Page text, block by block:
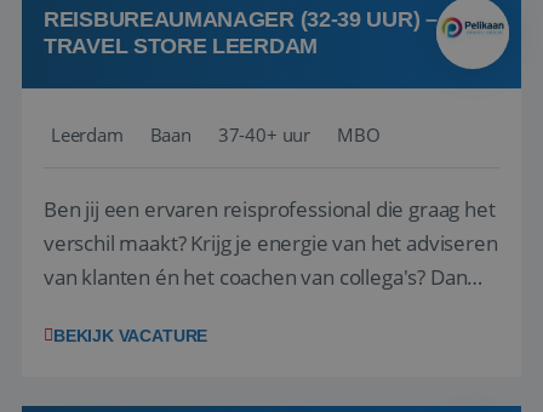
REISBUREAUMANAGER (32-39 UUR) –
TRAVEL STORE LEERDAM
Leerdam Baan 37-40+ uur MBO
Ben jij een ervaren reisprofessional die graag het
verschil maakt? Krijg je energie van het adviseren
van klanten én het coachen van collega's? Dan
(onderdeel van Pelikaan Travel Group) zoeken
BEKIJK VACATURE